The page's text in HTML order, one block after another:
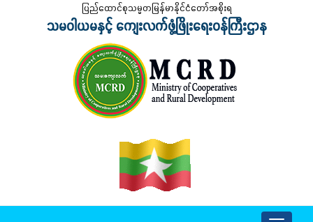
ပြည်ထောင်စုသမ္မတမြန်မာနိုင်ငံတော်အစိုးရ
သမဝါယမနှင့် ကျေးလက်ဖွံ့ဖြိုးရေးဝန်ကြီးဌာန